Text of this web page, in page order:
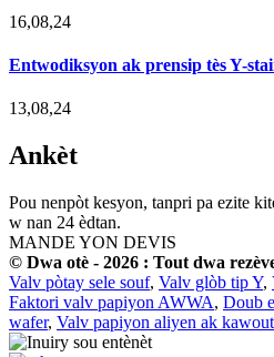
16,08,24
Entwodiksyon ak prensip tès Y-
13,08,24
Ankèt
Pou nenpòt kesyon, tanpri pa ezite
w nan 24 èdtan.
MANDE YON DEVIS
© Dwa otè - 2026 : Tout dwa
Valv pòtay sele souf, Valv glòb tip Y,
Faktori valv papiyon AWWA, Doub
wafer, Valv papiyon aliyen ak